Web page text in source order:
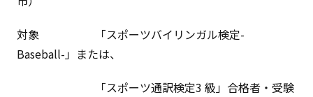
対象 「スポーツバイリンガル検定-
Baseball-」または、
「スポーツ通訳検定3 級」合格者・受験